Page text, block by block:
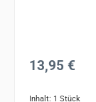
Regulärer Preis:
13,95 €
Inhalt: 1 Stück